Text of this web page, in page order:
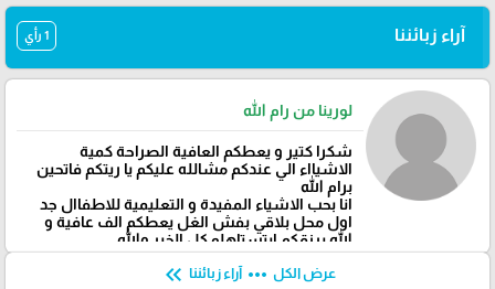
آراء زبائننا 1 رأي
لورينا من رام الله
شكرا كتير و يعطكم العافية الصراحة كمية
الاشيااء الي عندكم مشالله عليكم يا ريتكم فاتحين
برام الله
انا بحب الاشياء المفيدة و التعليمية للاطفاال جد
اول محل بلاقي بفش الغل يعطكم الف عافية و
الله يرزقكم ابتستاهلو كل الخير والله
عرض الكل more_horiz آراء زبائننا keyboard_double_arrow_left